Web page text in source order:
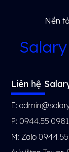
Nền
Liên hệ
E:
P: 0944.55.0981
M: Zalo